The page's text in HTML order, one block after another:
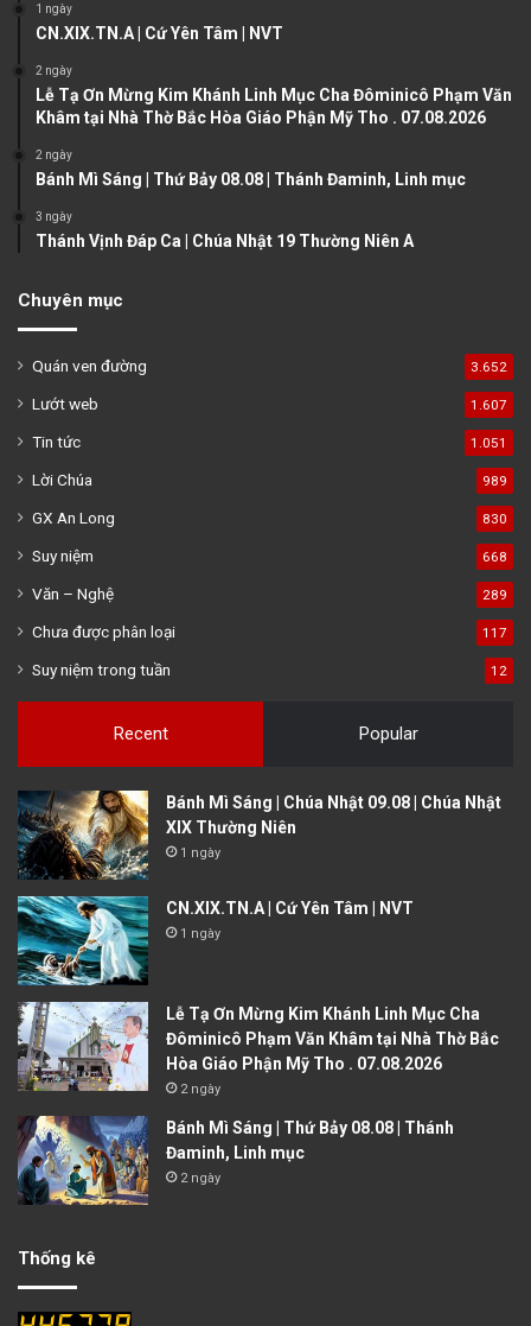
p
g
1 ngày
CN.XIX.TN.A | Cứ Yên Tâm | NVT
2 ngày
Lễ Tạ Ơn Mừng Kim Khánh Linh Mục Cha Đôminicô Phạm Văn
Khâm tại Nhà Thờ Bắc Hòa Giáo Phận Mỹ Tho . 07.08.2026
2 ngày
Bánh Mì Sáng | Thứ Bảy 08.08 | Thánh Đaminh, Linh mục
3 ngày
Thánh Vịnh Đáp Ca | Chúa Nhật 19 Thường Niên A
Chuyên mục
Quán ven đường 3.652
Lướt web 1.607
Tin tức 1.051
Lời Chúa 989
GX An Long 830
Suy niệm 668
Văn – Nghệ 289
Chưa được phân loại 117
Suy niệm trong tuần 12
Recent Popular
Bánh Mì Sáng | Chúa Nhật 09.08 | Chúa Nhật
XIX Thường Niên
1 ngày
CN.XIX.TN.A | Cứ Yên Tâm | NVT
1 ngày
Lễ Tạ Ơn Mừng Kim Khánh Linh Mục Cha
Đôminicô Phạm Văn Khâm tại Nhà Thờ Bắc
Hòa Giáo Phận Mỹ Tho . 07.08.2026
2 ngày
Bánh Mì Sáng | Thứ Bảy 08.08 | Thánh
Đaminh, Linh mục
2 ngày
Thống kê